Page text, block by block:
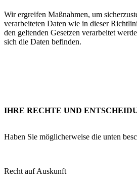
Wir ergreifen Maßnahmen, um
verarbeiteten Daten wie in dieser
den geltenden Gesetzen verarbeitet
sich die Daten befinden.
IHRE RECHTE UND
Haben Sie möglicherweise die unten
Recht auf Auskunft